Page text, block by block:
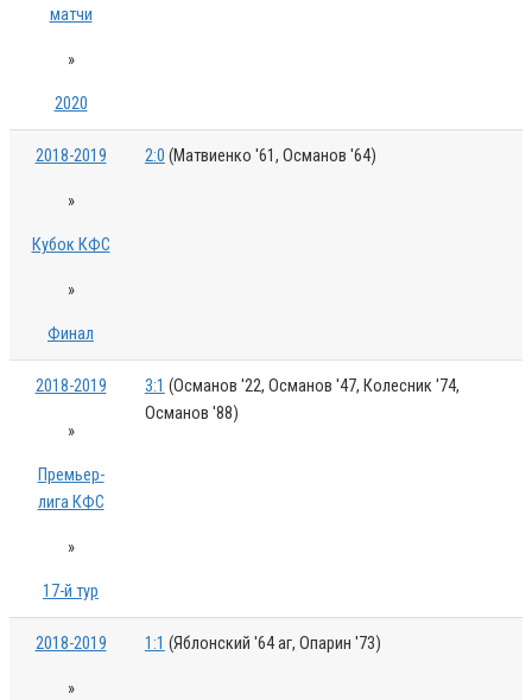
матчи
»
2020
2018-2019
»
Кубок КФС
»
Финал
2:0 (Матвиенко '61, Османов '64)
2018-2019
»
Премьер-
лига КФС
»
17-й тур
3:1 (Османов '22, Османов '47, Колесник '74,
Османов '88)
2018-2019
»
1:1 (Яблонский '64 аг, Опарин '73)